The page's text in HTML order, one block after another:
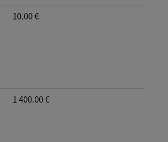
10.00 €
1 400.00 €